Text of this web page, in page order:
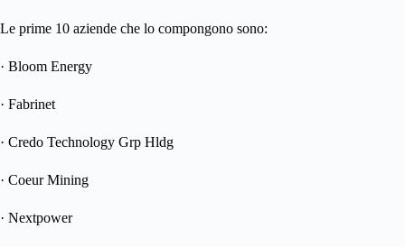
Le prime 10 aziende che lo compongono sono:
· Bloom Energy
· Fabrinet
· Credo Technology Grp Hldg
· Coeur Mining
· Nextpower